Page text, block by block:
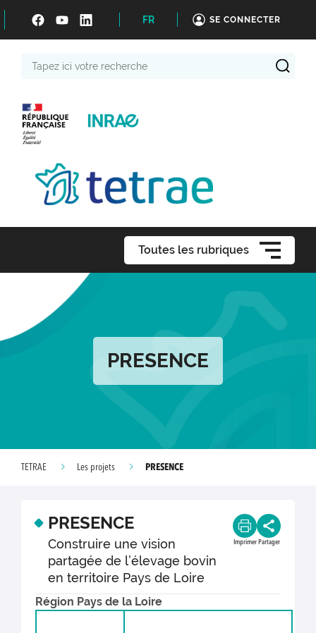
FR SE CONNECTER
Toutes les rubriques
PRESENCE
TETRAE Les projets PRESENCE
PRESENCE
Construire une vision
partagée de l’élevage bovin
en territoire Pays de Loire
Imprimer Partager
Région Pays de la Loire